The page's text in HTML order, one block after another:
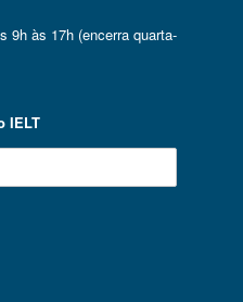
9h às 17h (encerra quarta-
IELT